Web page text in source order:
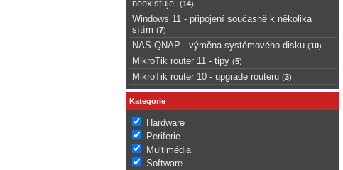
neexistuje.
(14)
Windows 11 - připojení současně k několika
sítím (7)
NAS QNAP - výměna systémového disku (10)
MikroTik router 11 - tipy (5)
MikroTik router 10 - upgrade routeru (3)
Kategorie
Hardware
Periferie
Multimédia
Software